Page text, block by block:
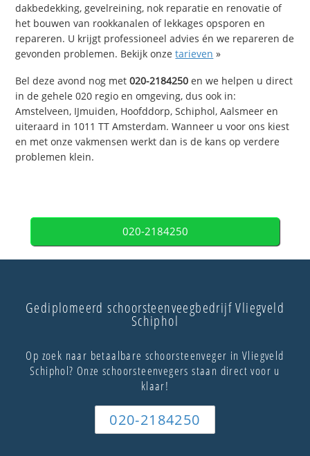
dakbedekking, gevelreining, nok reparatie en renovatie of
het bouwen van rookkanalen of lekkages opsporen en
repareren. U krijgt professioneel advies én we repareren de
gevonden problemen. Bekijk onzetarieven »
Bel deze avond nog met020-2184250 en we helpen u direct
in de gehele 020 regio en omgeving, dus ook in:
Amstelveen, IJmuiden, Hoofddorp, Schiphol, Aalsmeer en
uiteraard in 1011 TT Amsterdam. Wanneer u voor ons kiest
en met onze vakmensen werkt dan is de kans op verdere
problemen klein.
020-2184250
Gediplomeerd schoorsteenveegbedrijf Vliegveld
Schiphol
Op zoek naar betaalbare schoorsteenveger in Vliegveld
Schiphol? Onze schoorsteenvegers staan direct voor u
klaar!
020-2184250